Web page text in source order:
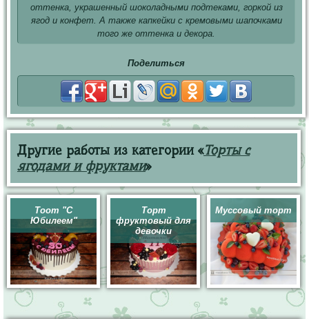
оттенка, украшенный шоколадными подтеками, горкой из
ягод и конфет. А также капкейки с кремовыми шапочками
того же оттенка и декора.
Поделиться
Другие работы из категории «Торты с
ягодами и фруктами»
Тоот "С
Юбилеем"
Торт
фруктовый для
девочки
Муссовый торт